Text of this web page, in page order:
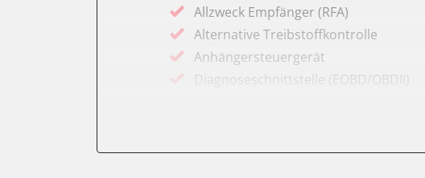
Allzweck Empfänger (RFA)
Alternative Treibstoffkontrolle
Anhängersteuergerät
Diagnoseschnittstelle (EOBD/OBDII)